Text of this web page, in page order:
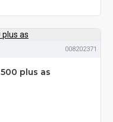
008202371
plus as